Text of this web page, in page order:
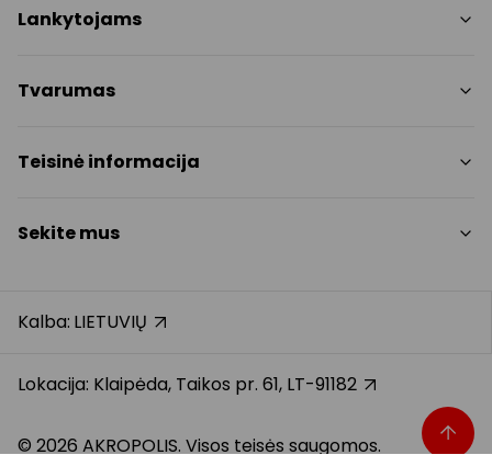
Paslaugos
Pramogos
Lankytojams
Nemokami patogumai
Kontaktai
Dovanų kortelė
Atsiliepimai
Tvarumas
Tvarumo ataskaita
Teisinė informacija
Slapukų politika
Dovanų kortelės bendrosios taisyklės
Klientų aptarnavimo standartas
Sekite mus
Facebook
TikTok
Kalba: LIETUVIŲ
Lokacija: Klaipėda, Taikos pr. 61, LT-91182
© 2026 AKROPOLIS. Visos teisės saugomos.